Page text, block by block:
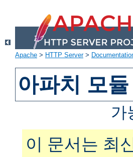
Apache > HTTP Server>
아파치 모
가
이 문서는 최